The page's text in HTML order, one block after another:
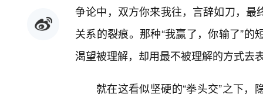
争论中，双方你来我往，言辞如刀，
关系的裂痕。那种“我赢了，你输了”
渴望被理解，却用最不被理解的方式去
就在这看似坚硬的“拳头交”之下